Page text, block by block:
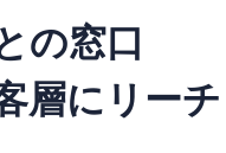
の窓口
層にリーチ